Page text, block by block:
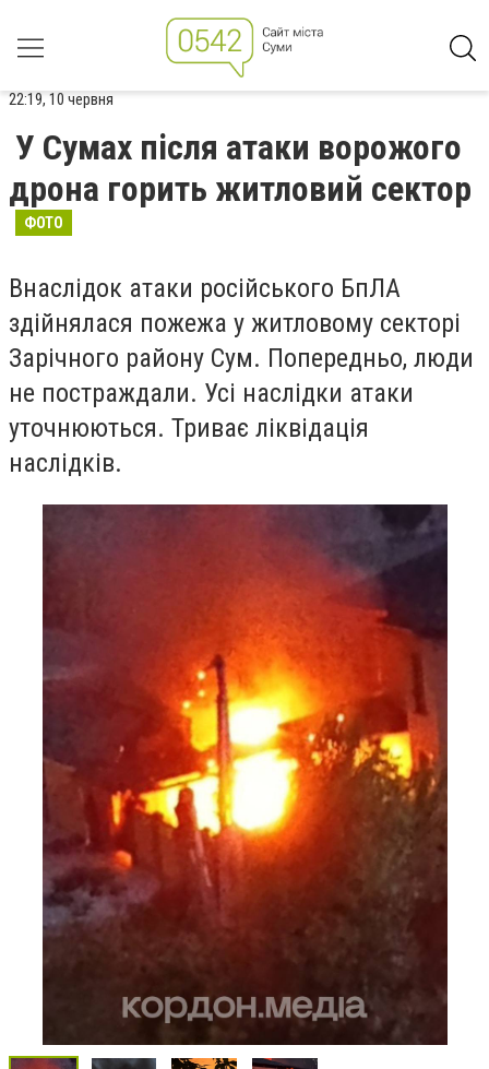
22:19, 10 червня
У Сумах після атаки ворожого
дрона горить житловий сектор
ФОТО
Внаслідок атаки російського БпЛА
здійнялася пожежа у житловому секторі
Зарічного району Сум. Попередньо, люди
не постраждали. Усі наслідки атаки
уточнюються. Триває ліквідація
наслідків.